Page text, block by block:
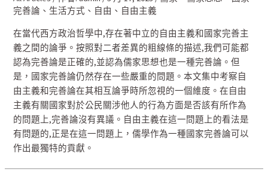
完善論 、 生活方式 、 自由 、 自由主義
在當代西方政治哲學中,存在著中立的自由主義和國家完善主
義之間的論爭。按照對二者差異的粗線條的描述,我們可能都
認為完善論是正確的,並認為儒家思想也是一種完善論。但
是，國家完善論仍然存在一些嚴重的問題。本文集中考察自
由主義和完善論在其相互論爭時所忽視的一個維度。在自由
主義有關國家對於公民關涉他人的行為方面是否該有所作為
的問題上,完善論沒有異議。自由主義在這一問題上的看法是
有問題的,正是在這一問題上，儒學作為一種國家完善論可以
作出最獨特的貢獻。